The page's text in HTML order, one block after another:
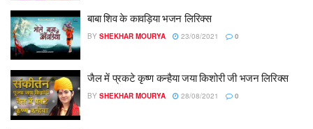
बाबा शिव के कावड़िया भजन लिरिक्स
BY SHEKHAR MOURYA 23/08/2021 0
जैल में प्रकटे कृष्ण कन्हैया जया किशोरी जी भजन लिरिक्स
BY SHEKHAR MOURYA 28/08/2021 0